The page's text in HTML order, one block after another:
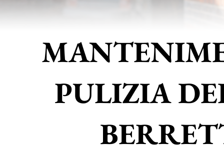
PULIZIA